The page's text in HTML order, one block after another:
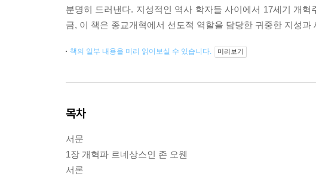
분명히 드러낸다. 지성적인 역사 학자들 사이에서 17세기 개
금, 이 책은 종교개혁에서 선도적 역할을 담당한 귀중한 지성
책의 일부 내용을 미리 읽어보실 수 있습니다. 미리보기
목차
서문
1장 개혁파 르네상스인 존 오웬
서론